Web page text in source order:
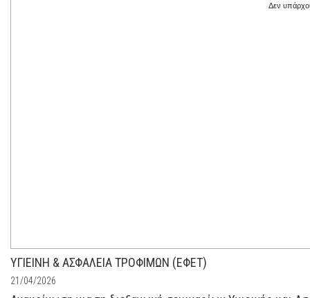
Δεν
ΥΓΙΕΙΝΗ & ΑΣΦΑΛΕΙΑ ΤΡΟΦΙΜΩΝ (ΕΦΕΤ)
21/04/2026